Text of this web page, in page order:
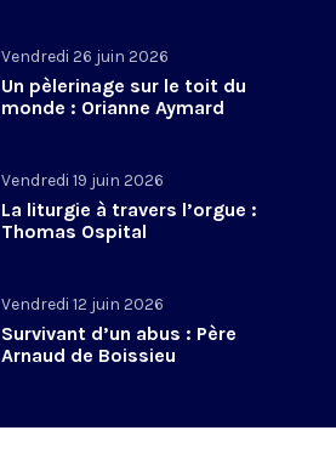
Vendredi 26 juin 2026
Un pèlerinage sur le toit du
monde : Orianne Aymard
Vendredi 19 juin 2026
La liturgie à travers l’orgue :
Thomas Ospital
Vendredi 12 juin 2026
Survivant d’un abus : Père
Arnaud de Boissieu